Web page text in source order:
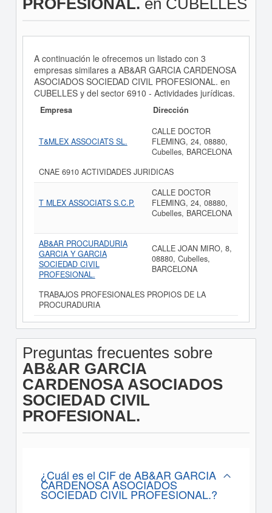
PROFESIONAL. en CUBELLES
A continuación le ofrecemos un listado con 3
empresas similares a AB&AR GARCIA CARDENOSA
ASOCIADOS SOCIEDAD CIVIL PROFESIONAL. en
CUBELLES y del sector 6910 - Actividades jurídicas.
Empresa Dirección
T&MLEX ASSOCIATS SL.
CALLE DOCTOR
FLEMING, 24, 08880,
Cubelles, BARCELONA
CNAE 6910 ACTIVIDADES JURIDICAS
T MLEX ASSOCIATS S.C.P.
CALLE DOCTOR
FLEMING, 24, 08880,
Cubelles, BARCELONA
AB&AR PROCURADURIA
GARCIA Y GARCIA
SOCIEDAD CIVIL
PROFESIONAL.
CALLE JOAN MIRO, 8,
08880, Cubelles,
BARCELONA
TRABAJOS PROFESIONALES PROPIOS DE LA
PROCURADURIA
Preguntas frecuentes sobre
AB&AR GARCIA
CARDENOSA ASOCIADOS
SOCIEDAD CIVIL
PROFESIONAL.
¿Cuál es el CIF de AB&AR GARCIA
CARDENOSA ASOCIADOS
SOCIEDAD CIVIL PROFESIONAL.?